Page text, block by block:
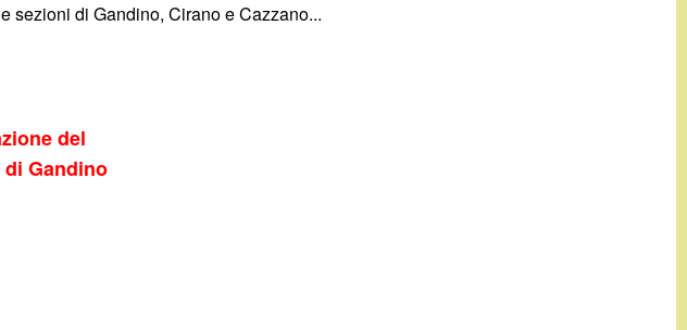
sezioni di Gandino, Cirano e Cazzano...
del
Gandino